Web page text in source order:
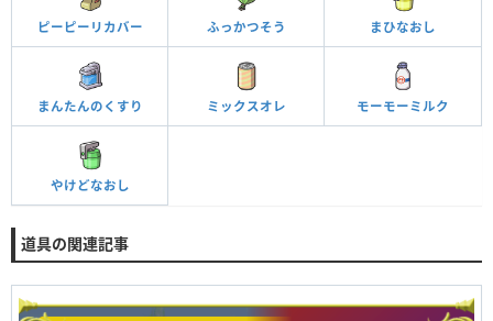
ピーピーリカバー ふっかつそう まひなおし
まんたんのくすり ミックスオレ モーモーミルク
やけどなおし
道具の関連記事